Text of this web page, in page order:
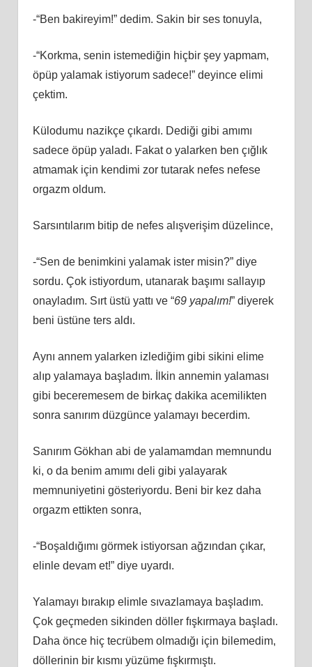
-“Ben bakireyim!” dedim. Sakin bir ses tonuyla,
-“Korkma, senin istemediğin hiçbir şey yapmam,
öpüp yalamak istiyorum sadece!” deyince elimi
çektim.
Külodumu nazikçe çıkardı. Dediği gibi amımı
sadece öpüp yaladı. Fakat o yalarken ben çığlık
atmamak için kendimi zor tutarak nefes nefese
orgazm oldum.
Sarsıntılarım bitip de nefes alışverişim düzelince,
-“Sen de benimkini yalamak ister misin?” diye
sordu. Çok istiyordum, utanarak başımı sallayıp
onayladım. Sırt üstü yattı ve “69 yapalım!” diyerek
beni üstüne ters aldı.
Aynı annem yalarken izlediğim gibi sikini elime
alıp yalamaya başladım. İlkin annemin yalaması
gibi beceremesem de birkaç dakika acemilikten
sonra sanırım düzgünce yalamayı becerdim.
Sanırım Gökhan abi de yalamamdan memnundu
ki, o da benim amımı deli gibi yalayarak
memnuniyetini gösteriyordu. Beni bir kez daha
orgazm ettikten sonra,
-“Boşaldığımı görmek istiyorsan ağzından çıkar,
elinle devam et!” diye uyardı.
Yalamayı bırakıp elimle sıvazlamaya başladım.
Çok geçmeden sikinden döller fışkırmaya başladı.
Daha önce hiç tecrübem olmadığı için bilemedim,
döllerinin bir kısmı yüzüme fışkırmıştı.